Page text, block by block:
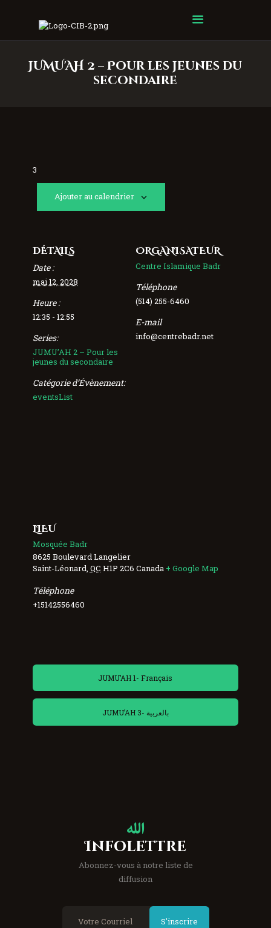
JUMU'AH 2 – Pour les jeunes du
secondaire
Centre Islamique Badr
3
Ajouter au calendrier
DÉTAILS
Date :
mai 12, 2028
Heure :
12:35 - 12:55
Series:
JUMU’AH 2 – Pour les
jeunes du secondaire
Catégorie d’Évènement:
eventsList
ORGANISATEUR
Centre Islamique Badr
Téléphone
(514) 255-6460
E-mail
info@centrebadr.net
LIEU
Mosquée Badr
8625 Boulevard Langelier
Saint-Léonard QC H1P 2C6 Canada + Google Map
Téléphone
+15142556460
JUMU’AH 1- Français
JUMU’AH 3- بالعربية
Infolettre
Abonnez-vous à notre liste de
diffusion
S'inscrire